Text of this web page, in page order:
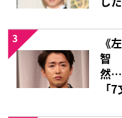
《
智
然
「
3